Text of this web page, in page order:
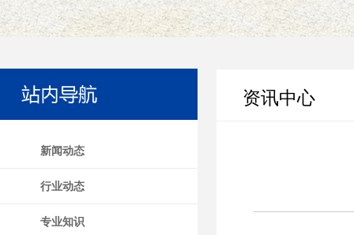
新闻动态
行业动态
专业知识
资讯中心